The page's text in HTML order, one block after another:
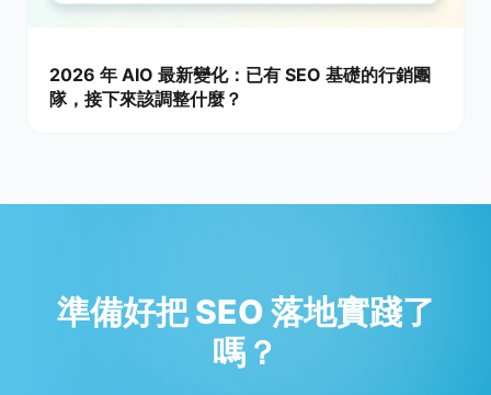
2026 年 AIO 最新變化：已有 SEO 基礎的行銷團
隊，接下來該調整什麼？
準備好把 SEO 落地實踐了
嗎？